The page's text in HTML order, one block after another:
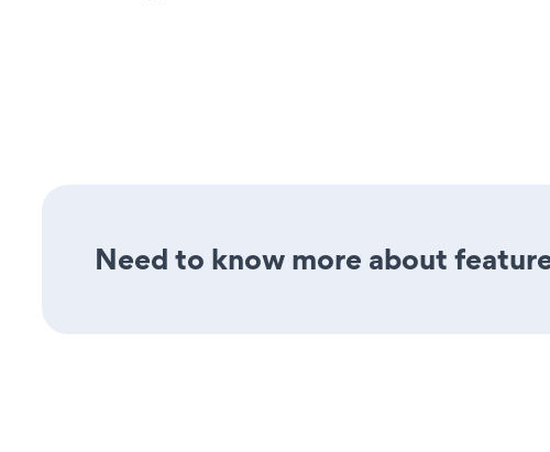
Need to know more about